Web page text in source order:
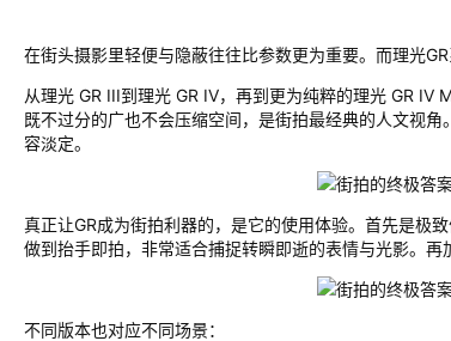
在街头摄影里轻便与隐蔽往往比参数更为重要。而理光
从理光 GR III到理光 GR IV，再到更为纯粹的理光 GR
既不过分的广也不会压缩空间，是街拍最经典的人文视
容淡定。
真正让GR成为街拍利器的，是它的使用体验。首先是极
做到抬手即拍，非常适合捕捉转瞬即逝的表情与光影。
不同版本也对应不同场景：